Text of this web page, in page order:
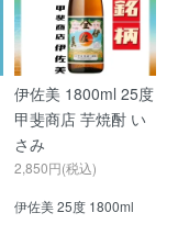
伊佐美 1800ml 25度
甲斐商店 芋焼酎 い
さみ
2,850円(税込)
伊佐美 25度 1800ml